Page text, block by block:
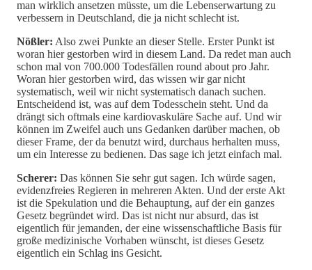
man wirklich ansetzen müsste, um die Lebenserwartung zu
verbessern in Deutschland, die ja nicht schlecht ist.
Nößler: Also zwei Punkte an dieser Stelle. Erster Punkt ist
woran hier gestorben wird in diesem Land. Da redet man auch
schon mal von 700.000 Todesfällen round about pro Jahr.
Woran hier gestorben wird, das wissen wir gar nicht
systematisch, weil wir nicht systematisch danach suchen.
Entscheidend ist, was auf dem Todesschein steht. Und da
drängt sich oftmals eine kardiovaskuläre Sache auf. Und wir
können im Zweifel auch uns Gedanken darüber machen, ob
dieser Frame, der da benutzt wird, durchaus herhalten muss,
um ein Interesse zu bedienen. Das sage ich jetzt einfach mal.
Scherer: Das können Sie sehr gut sagen. Ich würde sagen,
evidenzfreies Regieren in mehreren Akten. Und der erste Akt
ist die Spekulation und die Behauptung, auf der ein ganzes
Gesetz begründet wird. Das ist nicht nur absurd, das ist
eigentlich für jemanden, der eine wissenschaftliche Basis für
große medizinische Vorhaben wünscht, ist dieses Gesetz
eigentlich ein Schlag ins Gesicht.